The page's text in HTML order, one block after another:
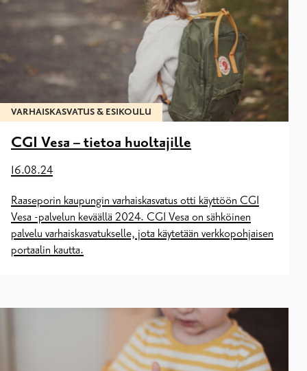
VARHAISKASVATUS & ESIKOULU
CGI Vesa – tietoa huoltajille
16.08.24
Raaseporin kaupungin varhaiskasvatus otti käyttöön CGI
Vesa -palvelun keväällä 2024. CGI Vesa on sähköinen
palvelu varhaiskasvatukselle, jota käytetään verkkopohjaisen
portaalin kautta.